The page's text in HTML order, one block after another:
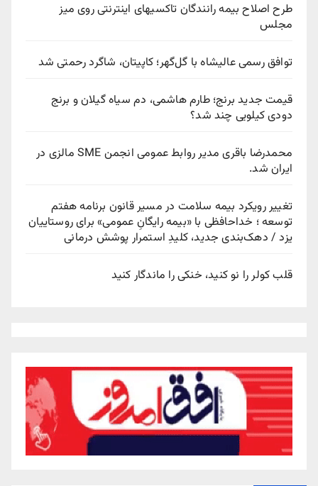
طرح اصلاح بیمه رانندگان تاکسیهای اینترنتی روی میز
مجلس
توافق رسمی عالیشاه با گل‌گهر؛ کاپیتان، شاگرد رحمتی شد
قیمت جدید برنج؛ طارم هاشمی، دم سیاه گیلان و برنج
دودی کیلویی چند شد؟
محمدرضا باقری مدیر روابط عمومی انجمن SME مالزی در
ایران شد.
تغییر رویکرد بیمه سلامت در مسیر قانون برنامه هفتم
توسعه ؛ خداحافظی با «بیمه رایگانِ عمومی» برای روستاییان
یزد / دهک‌بندی جدید، کلیدِ استمرار پوشش درمانی
قلب کولر را نو کنید، خنکی را ماندگار کنید